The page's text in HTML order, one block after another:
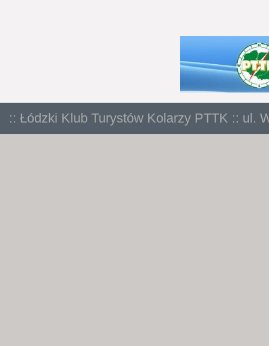
:: Łódzki Klub Turystów Kolarzy PTTK :: ul.